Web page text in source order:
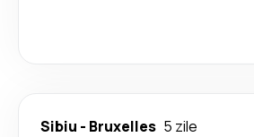
Sibiu - Bruxelles 5 zile